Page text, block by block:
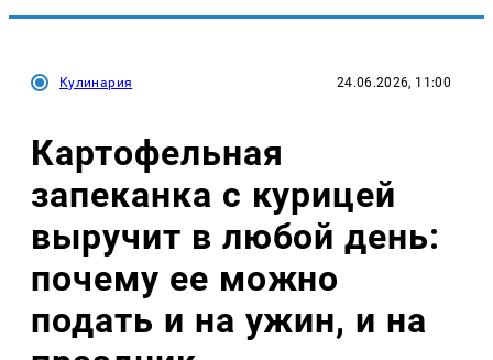
Кулинария 24.06.2026, 11:00
Картофельная
запеканка с курицей
выручит в любой день:
почему ее можно
подать и на ужин, и на